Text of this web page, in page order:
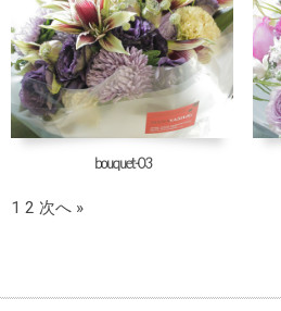
bouquet-03
1 2 次へ »